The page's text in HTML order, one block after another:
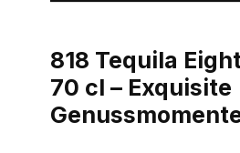
818 Tequila
70 cl – Exquisite